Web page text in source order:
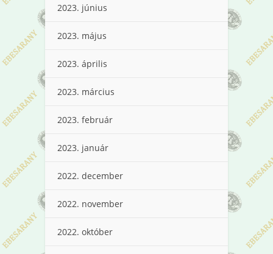
2023. június
2023. május
2023. április
2023. március
2023. február
2023. január
2022. december
2022. november
2022. október